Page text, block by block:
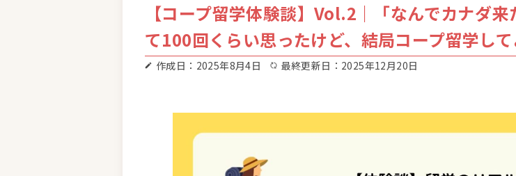
【コープ留学体験談】Vol.2｜「なんでカナダ来
て100回くらい思ったけど、結局コープ留学して
作成日：2025年8月4日 最終更新日：2025年12月20日